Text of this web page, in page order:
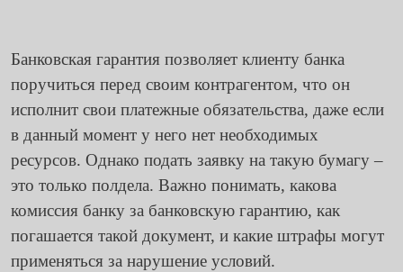
Банковская гарантия позволяет клиенту банка
поручиться перед своим контрагентом, что он
исполнит свои платежные обязательства, даже если
в данный момент у него нет необходимых
ресурсов. Однако подать заявку на такую бумагу –
это только полдела. Важно понимать, какова
комиссия банку за банковскую гарантию, как
погашается такой документ, и какие штрафы могут
применяться за нарушение условий.